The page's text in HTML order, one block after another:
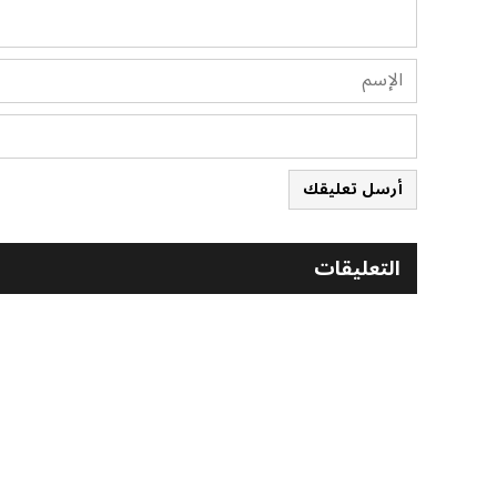
أرسل تعليقك
التعليقات